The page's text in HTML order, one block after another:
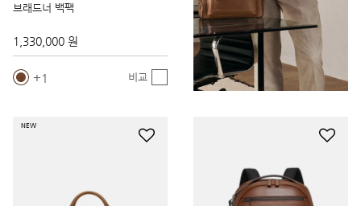
브래드너 백팩
1,330,000 원
1 비교
NEW